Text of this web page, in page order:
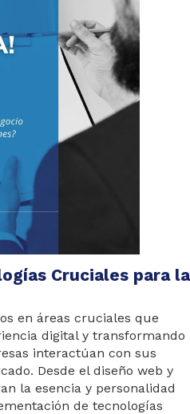
Cruciales para la
en áreas cruciales que
digital y transformando
interactúan con sus
Desde el diseño web y
la esencia y personalidad
de tecnologías